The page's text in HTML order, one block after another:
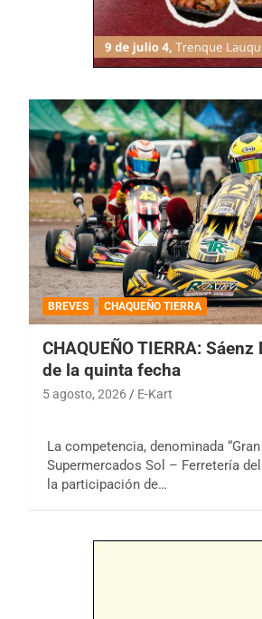
BREVES CHAQUEÑO TIERRA
CHAQUEÑO TIERRA:
de la quinta fecha
5 agosto, 2026 E-Kart
La competencia, denominada
Supermercados Sol – Ferretería
la participación de…